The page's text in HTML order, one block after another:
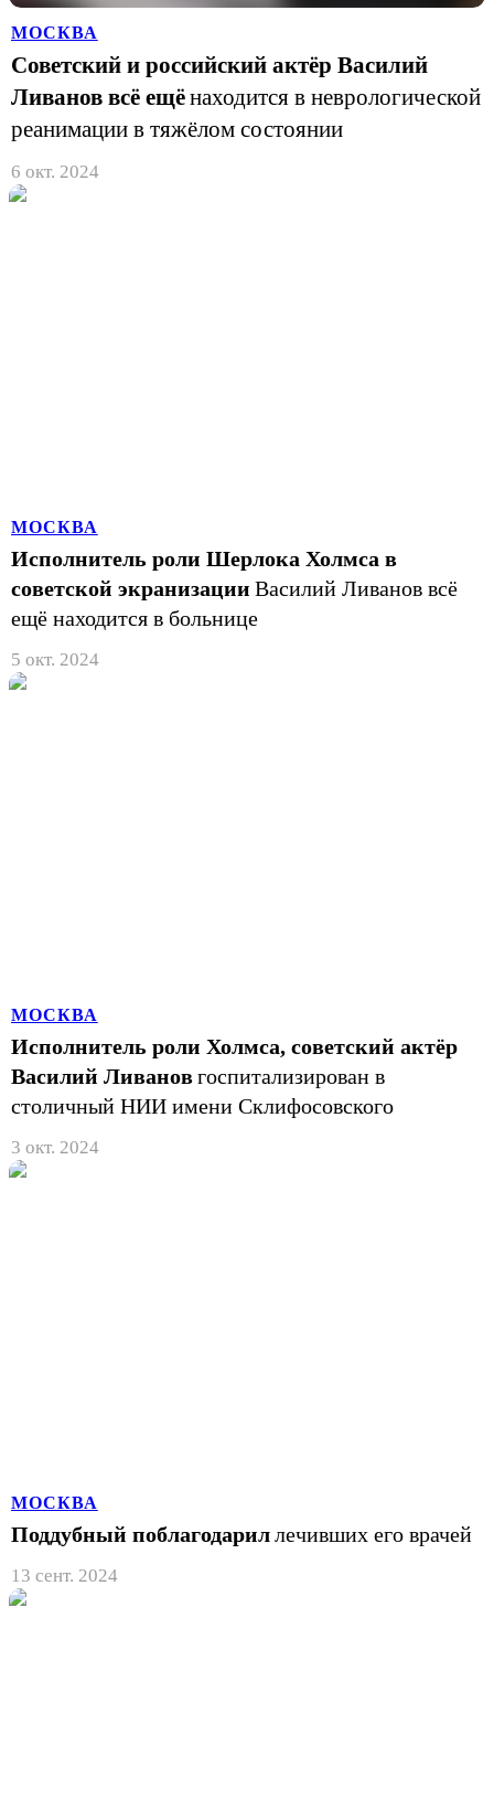
МОСКВА
Советский и российский актёр Василий
Ливанов всё ещёнаходится в неврологической
реанимации в тяжёлом состоянии
6 окт. 2024
МОСКВА
Исполнитель роли Шерлока Холмса в
советской экранизации Василий Ливанов всё
ещё находится в больнице
5 окт. 2024
МОСКВА
Исполнитель роли Холмса, советский актёр
Василий Ливановгоспитализирован в
столичный НИИ имени Склифосовского
3 окт. 2024
МОСКВА
Поддубный поблагодариллечивших его врачей
13 сент. 2024